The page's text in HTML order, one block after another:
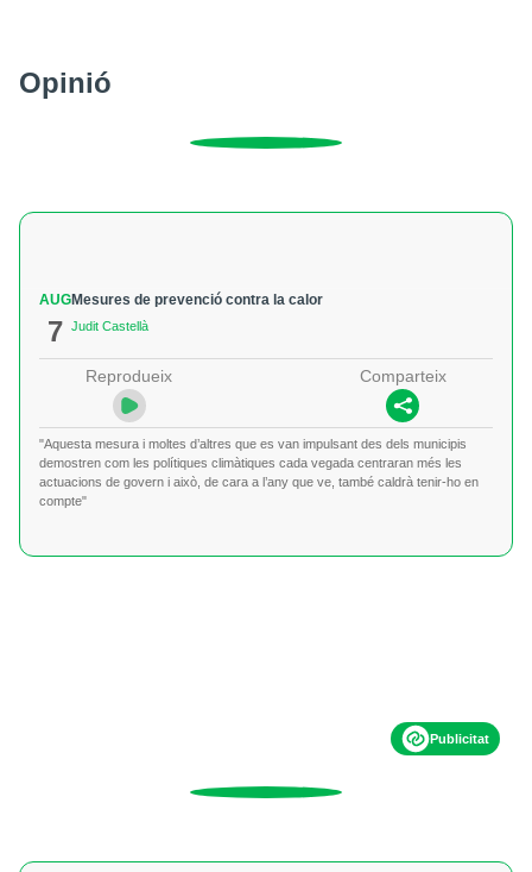
Opinió
AUG
7
Mesures de prevenció contra la calor
Judit Castellà
Reprodueix Comparteix
"Aquesta mesura i moltes d’altres que es van impulsant des dels municipis
demostren com les polítiques climàtiques cada vegada centraran més les
actuacions de govern i això, de cara a l’any que ve, també caldrà tenir-ho en
compte"
Publicitat